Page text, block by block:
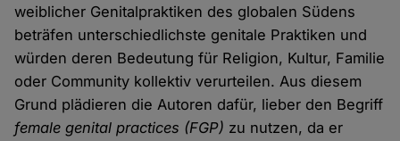
weiblicher Genitalpraktiken des globalen Südens
beträfen unterschiedlichste genitale Praktiken und
würden deren Bedeutung für Religion, Kultur, Familie
oder Community kollektiv verurteilen. Aus diesem
Grund plädieren die Autoren dafür, lieber den Begriff
female genital practices (FGP) zu nutzen, da er